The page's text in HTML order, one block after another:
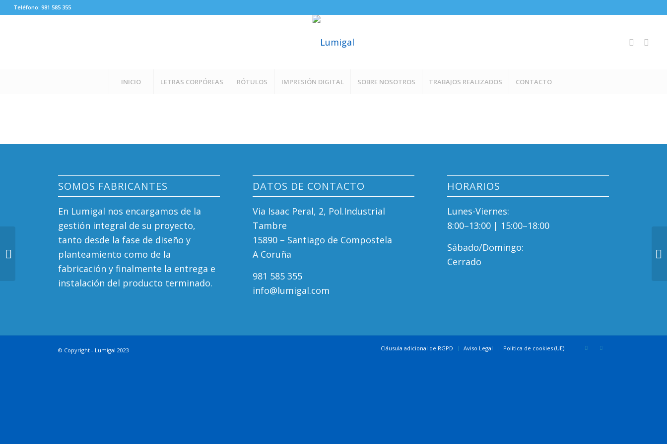
Teléfono: 981 585 355
INICIO LETRAS CORPÓREAS RÓTULOS IMPRESIÓN DIGITAL SOBRE NOSOTROS TRABAJOS REALIZADOS CONTACTO
SOMOS FABRICANTES
En Lumigal nos encargamos de la
gestión integral de su proyecto,
tanto desde la fase de diseño y
planteamiento como de la
fabricación y finalmente la entrega e
instalación del producto terminado.
DATOS DE CONTACTO
Via Isaac Peral, 2, Pol.Industrial
Tambre
15890 – Santiago de Compostela
A Coruña
981 585 355
info@lumigal.com
HORARIOS
Lunes-Viernes:
8:00–13:00 | 15:00–18:00
Sábado/Domingo:
Cerrado
© Copyright - Lumigal 2023 Cláusula adicional de RGPD Aviso Legal Política de cookies (UE)